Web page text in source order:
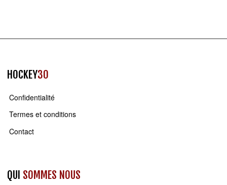
HOCKEY30
Confidentialité
Termes et conditions
Contact
QUI SOMMES NOUS